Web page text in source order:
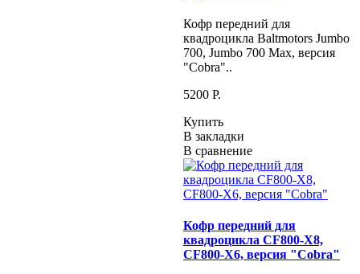
Кофр передний для
квадроцикла Baltmotors Jumbo
700, Jumbo 700 Max, версия
"Cobra"..
5200 P.
Купить
В закладки
В сравнение
Кофр передний для
квадроцикла CF800-X8,
CF800-X6, версия "Cobra"